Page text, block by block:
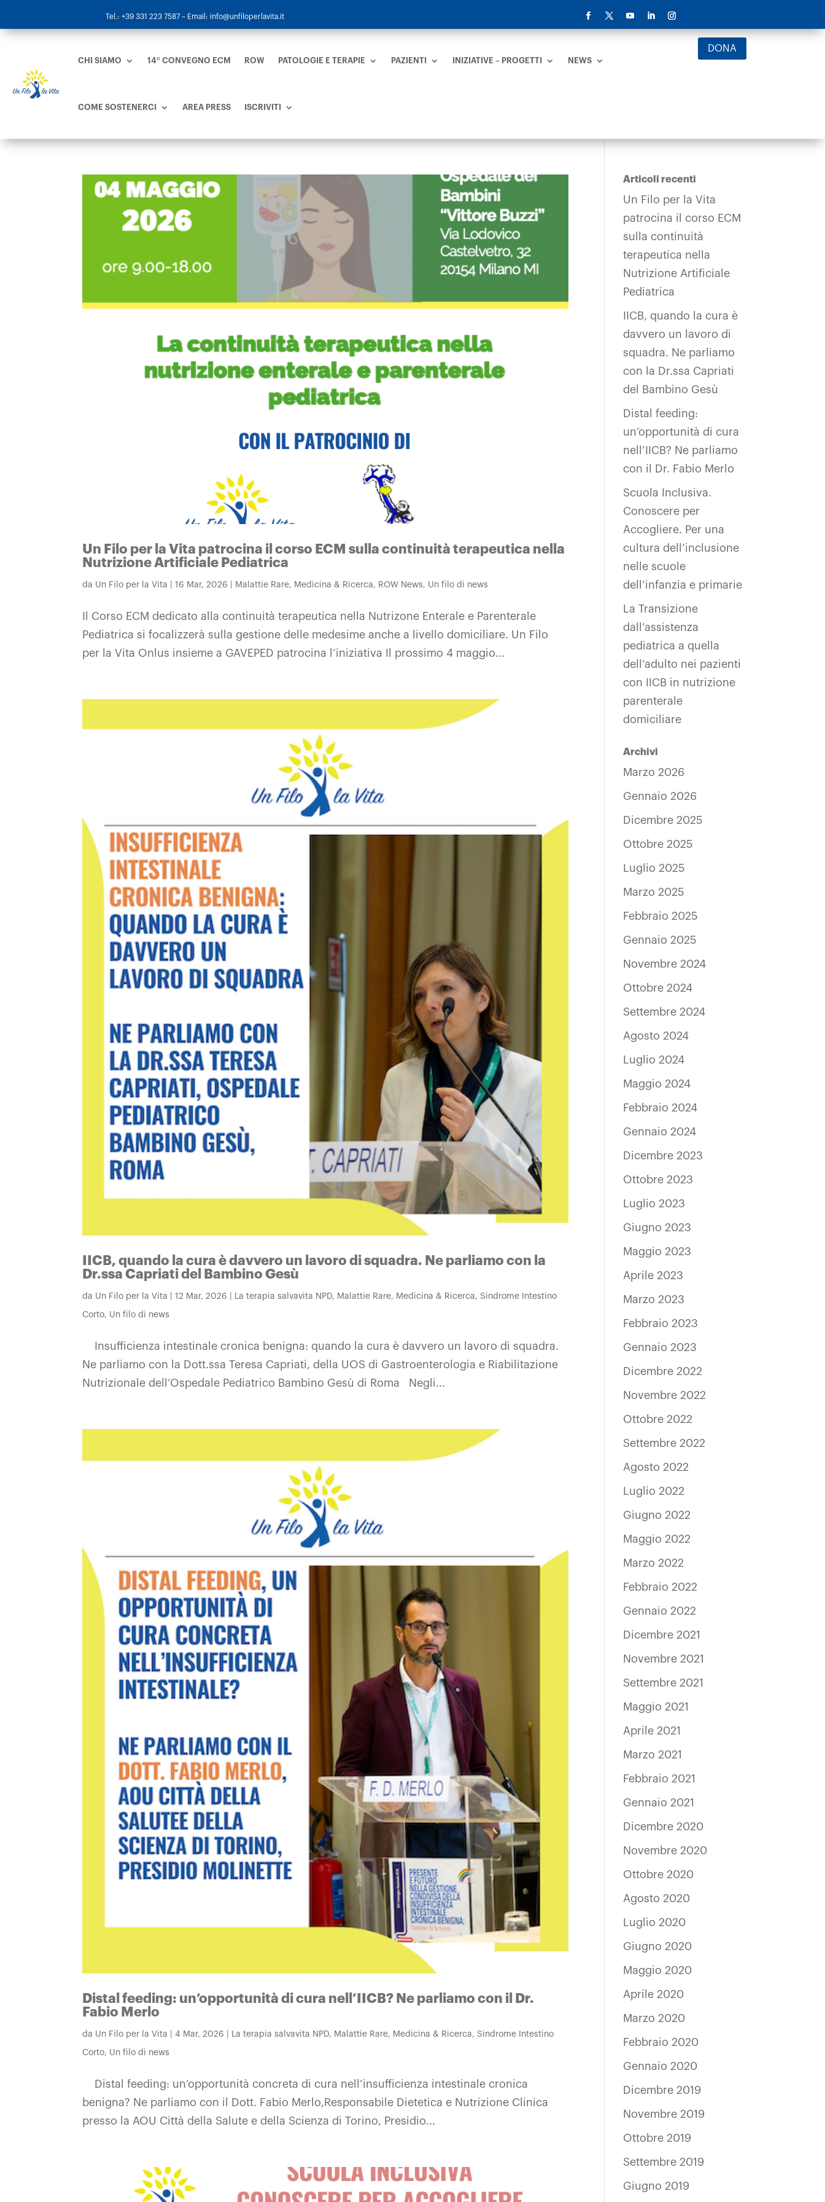
Tel.: +39 331 223 7587 – Email: info@unfiloperlavita.it
CHI SIAMO 14° CONVEGNO ECM ROW PATOLOGIE E TERAPIE PAZIENTI INIZIATIVE – PROGETTI NEWS
COME SOSTENERCI AREA PRESS ISCRIVITI
DONA
Un Filo per la Vita patrocina il corso ECM sulla continuità terapeutica nella
Nutrizione Artificiale Pediatrica
da Un Filo per la Vita |16 Mar, 2026 Malattie Rare, Medicina & Ricerca, ROW News, Un filo di news
Il Corso ECM dedicato alla continuità terapeutica nella Nutrizone Enterale e Parenterale
Pediatrica si focalizzerà sulla gestione delle medesime anche a livello domiciliare. Un Filo
per la Vita Onlus insieme a GAVEPED patrocina l’iniziativa Il prossimo 4 maggio...
IICB, quando la cura è davvero un lavoro di squadra. Ne parliamo con la
Dr.ssa Capriati del Bambino Gesù
da Un Filo per la Vita |12 Mar, 2026 La terapia salvavita NPD, Malattie Rare, Medicina & Ricerca,Sindrome Intestino
Corto, Un filo di news
Insufficienza intestinale cronica benigna: quando la cura è davvero un lavoro di squadra.
Ne parliamo con la Dott.ssa Teresa Capriati, della UOS di Gastroenterologia e Riabilitazione
Nutrizionale dell’Ospedale Pediatrico Bambino Gesù di Roma Negli...
Distal feeding: un’opportunità di cura nell’IICB? Ne parliamo con il Dr.
Fabio Merlo
da Un Filo per la Vita |4 Mar, 2026 La terapia salvavita NPD, Malattie Rare, Medicina & Ricerca,Sindrome Intestino
Corto, Un filo di news
Distal feeding: un’opportunità concreta di cura nell’insufficienza intestinale cronica
benigna? Ne parliamo con il Dott. Fabio Merlo,Responsabile Dietetica e Nutrizione Clinica
presso la AOU Città della Salute e della Scienza di Torino, Presidio...
Articoli recenti
Un Filo per la Vita
patrocina il corso ECM
sulla continuità
terapeutica nella
Nutrizione Artificiale
Pediatrica
IICB, quando la cura è
davvero un lavoro di
squadra. Ne parliamo
con la Dr.ssa Capriati
del Bambino Gesù
Distal feeding:
un’opportunità di cura
nell’IICB? Ne parliamo
con il Dr. Fabio Merlo
Scuola Inclusiva.
Conoscere per
Accogliere. Per una
cultura dell’inclusione
nelle scuole
dell’infanzia e primarie
La Transizione
dall’assistenza
pediatrica a quella
dell’adulto nei pazienti
con IICB in nutrizione
parenterale
domiciliare
Archivi
Marzo 2026
Gennaio 2026
Dicembre 2025
Ottobre 2025
Luglio 2025
Marzo 2025
Febbraio 2025
Gennaio 2025
Novembre 2024
Ottobre 2024
Settembre 2024
Agosto 2024
Luglio 2024
Maggio 2024
Febbraio 2024
Gennaio 2024
Dicembre 2023
Ottobre 2023
Luglio 2023
Giugno 2023
Maggio 2023
Aprile 2023
Marzo 2023
Febbraio 2023
Gennaio 2023
Dicembre 2022
Novembre 2022
Ottobre 2022
Settembre 2022
Agosto 2022
Luglio 2022
Giugno 2022
Maggio 2022
Marzo 2022
Febbraio 2022
Gennaio 2022
Dicembre 2021
Novembre 2021
Settembre 2021
Maggio 2021
Aprile 2021
Marzo 2021
Febbraio 2021
Gennaio 2021
Dicembre 2020
Novembre 2020
Ottobre 2020
Agosto 2020
Luglio 2020
Giugno 2020
Maggio 2020
Aprile 2020
Marzo 2020
Febbraio 2020
Gennaio 2020
Dicembre 2019
Novembre 2019
Ottobre 2019
Settembre 2019
Giugno 2019